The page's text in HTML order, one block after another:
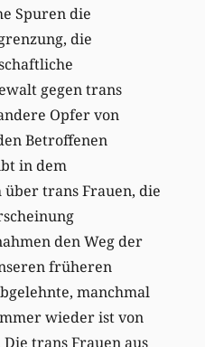
Spuren die
die
gegen trans
Opfer von
Betroffenen
in dem
über trans Frauen, die
den Weg der
früheren
manchmal
wieder ist von
Die trans Frauen aus